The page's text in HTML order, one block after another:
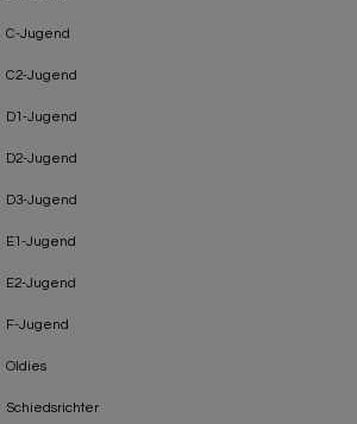
C-Jugend
C2-Jugend
D1-Jugend
D2-Jugend
D3-Jugend
E1-Jugend
E2-Jugend
F-Jugend
Oldies
Schiedsrichter